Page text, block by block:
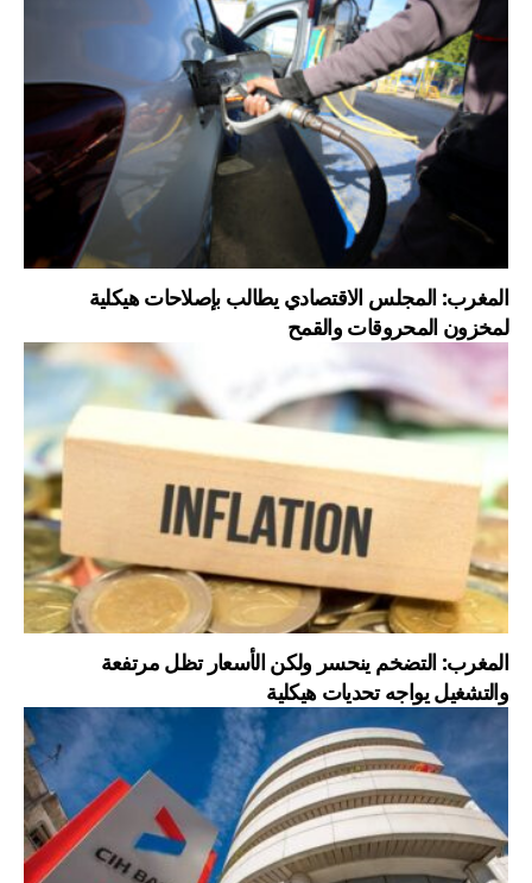
المغرب: المجلس الاقتصادي يطالب بإصلاحات هيكلية
لمخزون المحروقات والقمح
المغرب: التضخم ينحسر ولكن الأسعار تظل مرتفعة
والتشغيل يواجه تحديات هيكلية